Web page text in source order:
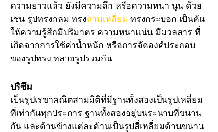
ความยาวแล้ว ยังมีความลึก หรือความหนา นูน ด้วย
เช่น รูปทรงกลม ทรงสามเหลี่ยม ทรงกระบอก เป็นต้น
ให้ความรู้สึกมีปริมาตร ความหนาแน่น มีมวลสาร ที่
เกิดจากการใช้ค่าน้ำหนัก หรือการจัดองค์ประกอบ
ของรูปทรง หลายรูปรวมกัน
ปริซึม
เป็นรูปเรขาคณิตสามมิติที่มีฐานทั้งสองเป็นรูปเหลี่ยม
ที่เท่ากันทุกประการ ฐานทั้งสองอยู่บนระนาบที่ขนาน
กัน และด้านข้างแต่ละด้านเป็นรูปสี่เหลี่ยมด้านขนาน